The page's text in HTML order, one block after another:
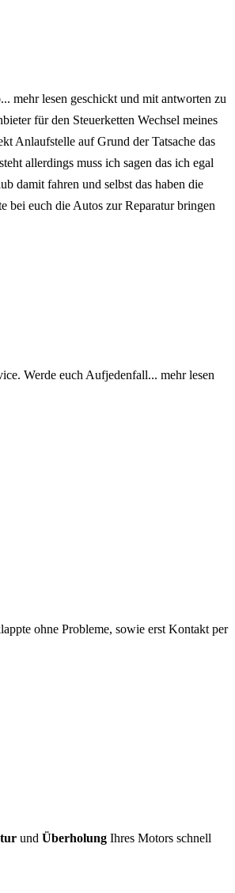
... mehr lesen geschickt und mit antworten zu
für den Steuerketten Wechsel meines
Anlaufstelle auf Grund der Tatsache das
allerdings muss ich sagen das ich egal
damit fahren und selbst das haben die
bei euch die Autos zur Reparatur bringen
Werde euch Aufjedenfall... mehr lesen
ohne Probleme, sowie erst Kontakt per
und Überholung Ihres Motors schnell